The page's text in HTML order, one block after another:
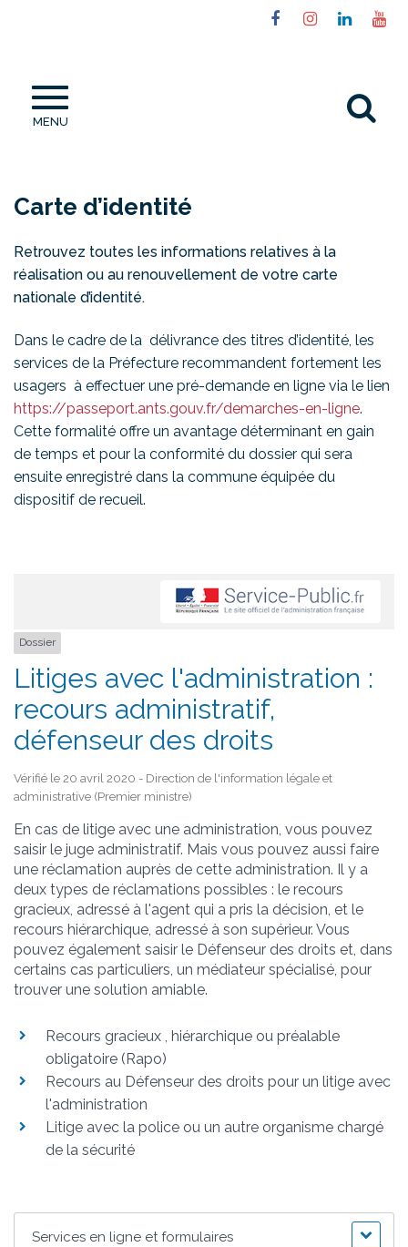
Lien
Facebook
Lien
Instagram
Lien
MENU
Carte d’identité
Retrouvez toutes les informations relatives à la
réalisation ou au renouvellement de votre carte
nationale d’identité.
Dans le cadre de la délivrance des titres d’identité, les
services de la Préfecture recommandent fortement les
usagers à effectuer une pré-demande en ligne via le lien
https://passeport.ants.gouv.fr/demarches-en-ligne.
Cette formalité offre un avantage déterminant en gain
de temps et pour la conformité du dossier qui sera
ensuite enregistré dans la commune équipée du
dispositif de recueil.
Dossier
Litiges avec l'administration :
recours administratif,
défenseur des droits
Vérifié le 20 avril 2020 - Direction de l'information légale et
administrative (Premier ministre)
En cas de litige avec une administration, vous pouvez
saisir le juge administratif. Mais vous pouvez aussi faire
une réclamation auprès de cette administration. Il y a
deux types de réclamations possibles : le recours
gracieux, adressé à l'agent qui a pris la décision, et le
recours hiérarchique, adressé à son supérieur. Vous
pouvez également saisir le Défenseur des droits et, dans
certains cas particuliers, un médiateur spécialisé, pour
trouver une solution amiable.
Recours gracieux , hiérarchique ou préalable
obligatoire (Rapo)
Recours au Défenseur des droits pour un litige avec
l'administration
Litige avec la police ou un autre organisme chargé
de la sécurité
Services en ligne et formulaires